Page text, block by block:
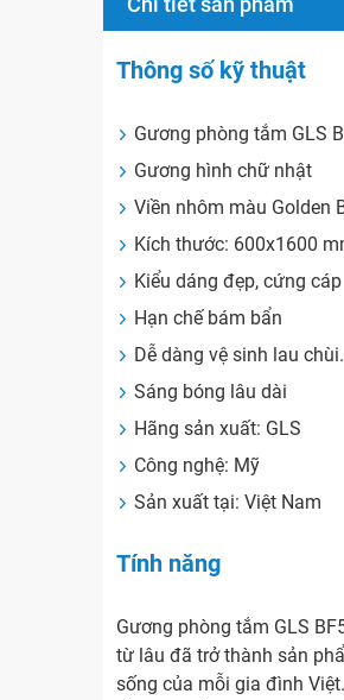
Thông số kỹ thuật
Gương phòng tắm GLS
Gương hình chữ nhật
Viền nhôm màu Golden
Kích thước: 600x1600
Kiểu dáng đẹp, cứng cáp
Hạn chế bám bẩn
Dễ dàng vệ sinh lau chùi.
Sáng bóng lâu dài
Hãng sản xuất: GLS
Công nghệ: Mỹ
Sản xuất tại: Việt Nam
Tính năng
Gương phòng tắm GLS
từ lâu đã trở thành sản
sống của mỗi gia đình